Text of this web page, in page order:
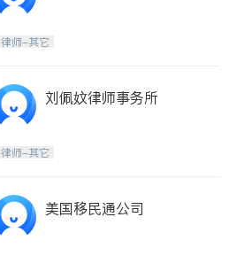
律师-其它
刘佩妏律师事务所
律师-其它
美国移民通公司